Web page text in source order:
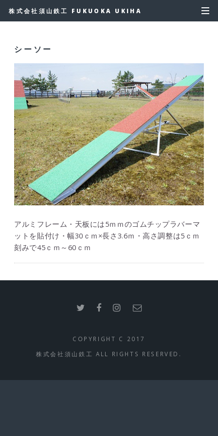
株式会社須山鉄工 FUKUOKA UKIHA
シーソー
アルミフレーム・天板には5ｍｍのゴムチップラバーマ
ットを貼付け・幅30ｃｍ×長さ3.6ｍ・高さ調整は5ｃｍ
刻みで45ｃｍ～60ｃｍ
COPYRIGHT C 2017
株式会社須山鉄工 ALL RIGHTS RESERVED.